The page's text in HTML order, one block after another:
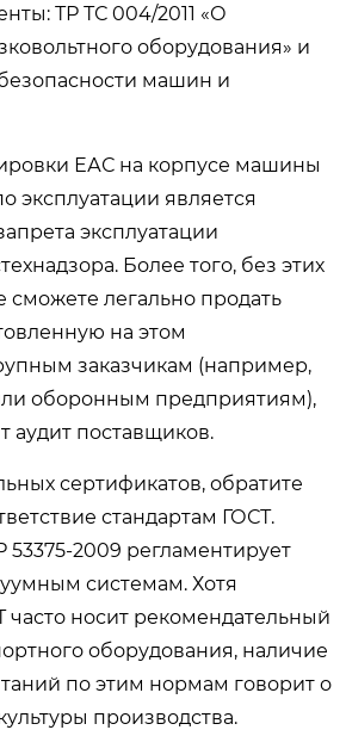
ТР ТС 004/2011 «О
оборудования» и
машин и
ЕАС на корпусе машины
эксплуатации является
эксплуатации
Более того, без этих
сможете легально продать
на этом
заказчикам (например,
оборонным предприятиям),
аудит поставщиков.
сертификатов, обратите
стандартам ГОСТ.
2009 регламентирует
системам. Хотя
носит рекомендательный
оборудования, наличие
по этим нормам говорит о
производства.